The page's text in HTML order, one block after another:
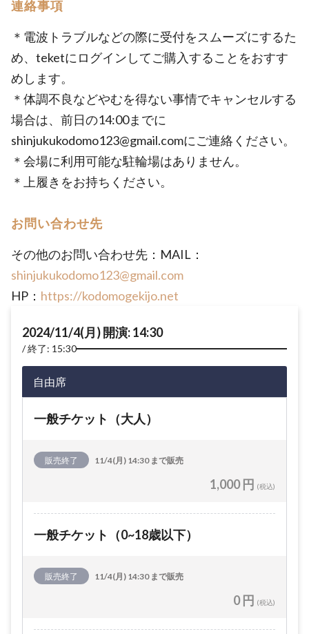
連絡事項
＊電波トラブルなどの際に受付をスムーズにするた
め、teketにログインしてご購入することをおすす
めします。
＊体調不良などやむを得ない事情でキャンセルする
場合は、前日の14:00までに
shinjukukodomo123@gmail.comにご連絡ください。
＊会場に利用可能な駐輪場はありません。
＊上履きをお持ちください。
お問い合わせ先
その他のお問い合わせ先：MAIL：
shinjukukodomo123@gmail.com
HP： https://kodomogekijo.net
2024/11/4(月) 開演: 14:30
終了: 15:30
自由席
一般チケット（大人）
販売終了 11/4(月) 14:30 まで販売
1,000 円 (税込)
一般チケット（0~18歳以下）
販売終了 11/4(月) 14:30 まで販売
0 円 (税込)